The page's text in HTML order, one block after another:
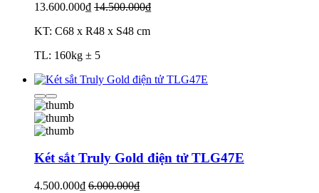
13.600.000₫ 14.500.000₫
KT: C68 x R48 x S48 cm
TL: 160kg ± 5
Két sắt Truly Gold điện tử TLG47E
4.500.000₫ 6.000.000₫